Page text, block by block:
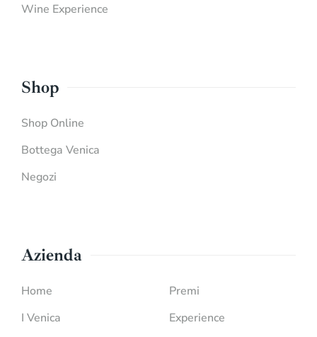
Wine Experience
Shop
Shop Online
Bottega Venica
Negozi
Azienda
Home
I Venica
Premi
Experience